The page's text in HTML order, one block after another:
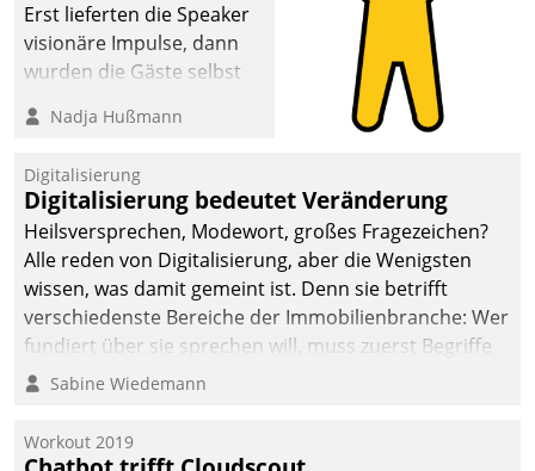
Erst lieferten die Speaker
visionäre Impulse, dann
wurden die Gäste selbst
methodisch
Quartier. Dazwischen
zeigte Datatrain, was es
Neues zu bieten hat.
Nadja Hußmann
Digitalisierung
Digitalisierung bedeutet Veränderung
Heilsversprechen, Modewort, großes Fragezeichen?
Alle reden von Digitalisierung, aber die Wenigsten
wissen, was damit gemeint ist. Denn sie betrifft
verschiedenste Bereiche der Immobilienbranche: Wer
fundiert über sie sprechen will, muss zuerst Begriffe
klären. Ein Aspekt ist die betriebliche Optimierung:
Einsparungen durch optimierte und automatisierte
Prozesse. Doch man darf nicht zu viel erwarten: Allein
Sabine Wiedemann
Workout 2019